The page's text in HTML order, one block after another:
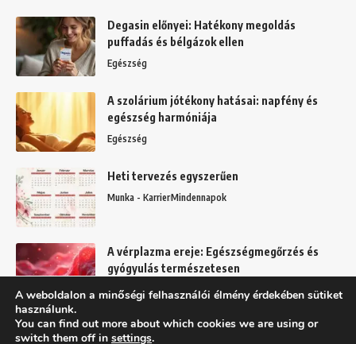
Degasin előnyei: Hatékony megoldás
puffadás és bélgázok ellen
Egészség
A szolárium jótékony hatásai: napfény és
egészség harmóniája
Egészség
Heti tervezés egyszerűen
Munka - KarrierMindennapok
A vérplazma ereje: Egészségmegőrzés és
gyógyulás természetesen
Egészség
A weboldalon a minőségi felhasználói élmény érdekében sütiket
használunk.
You can find out more about which cookies we are using or
switch them off in settings.